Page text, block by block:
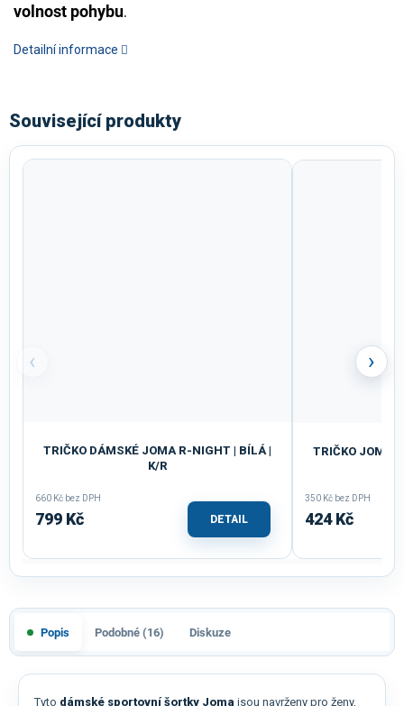
volnost pohybu.
Detailní informace
Související produkty
‹
TRIČKO DÁMSKÉ JOMA R-NIGHT | BÍLÁ |
K/R
660 Kč bez DPH
799 Kč DETAIL
TRIČKO JOMA
350 Kč bez DPH
424 Kč
›
Popis Podobné (16) Diskuze
Tyto dámské sportovní šortky Joma jsou navrženy pro ženy,